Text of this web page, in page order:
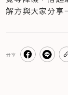
解方與大家分
分享